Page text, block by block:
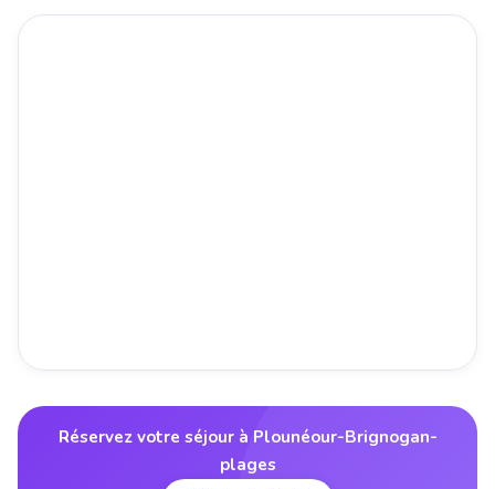
Réservez votre séjour à Plounéour-Brignogan-
plages